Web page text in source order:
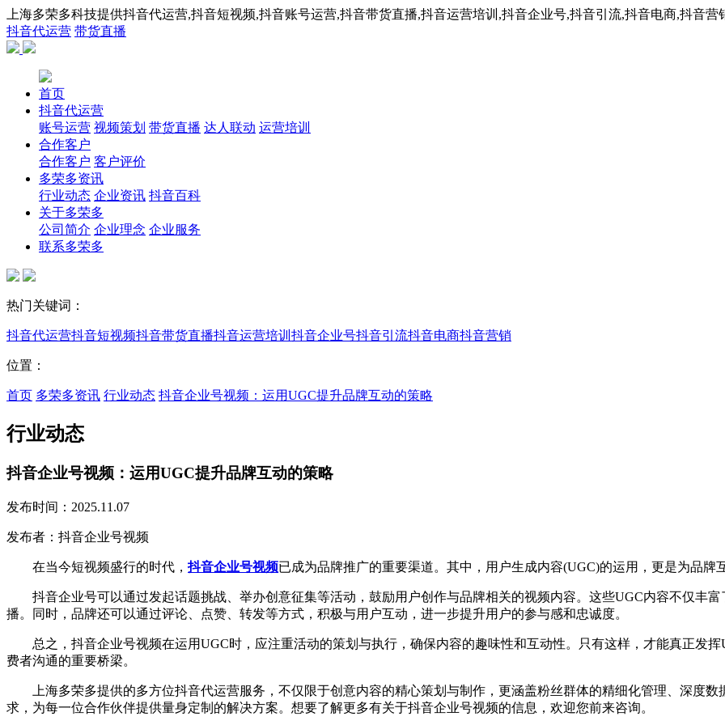
上海多荣多科技提供抖音代运营,抖音短视频,抖音账号运营,抖音带货直播,抖音运营培训,抖音企业号,抖音引流,抖音电商,抖音营
抖音代运营 带货直播
首页
抖音代运营
账号运营 视频策划 带货直播 达人联动 运营培训
合作客户
合作客户 客户评价
多荣多资讯
行业动态 企业资讯 抖音百科
关于多荣多
公司简介 企业理念 企业服务
联系多荣多
热门关键词：
抖音代运营抖音短视频抖音带货直播抖音运营培训 抖音企业号抖音引流抖音电商抖音营销
位置：
首页 多荣多资讯 行业动态 抖音企业号视频：运用UGC提升品牌互动的策略
行业动态
抖音企业号视频：运用UGC提升品牌互动的策略
发布时间：2025.11.07
发布者：抖音企业号视频
在当今短视频盛行的时代，抖音企业号视频已成为品牌推广的重要渠道。其中，用户生成内容(UGC)的运用，更是为品牌
抖音企业号可以通过发起话题挑战、举办创意征集等活动，鼓励用户创作与品牌相关的视频内容。这些UGC内容不仅丰
播。同时，品牌还可以通过评论、点赞、转发等方式，积极与用户互动，进一步提升用户的参与感和忠诚度。
总之，抖音企业号视频在运用UGC时，应注重活动的策划与执行，确保内容的趣味性和互动性。只有这样，才能真正发挥
费者沟通的重要桥梁。
上海多荣多提供的多方位抖音代运营服务，不仅限于创意内容的精心策划与制作，更涵盖粉丝群体的精细化管理、深度数
求，为每一位合作伙伴提供量身定制的解决方案。想要了解更多有关于抖音企业号视频的信息，欢迎您前来咨询。